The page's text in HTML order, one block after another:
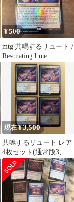
¥500
mtg 共鳴するリュート /
Resonating Lute
現在 ¥3,500
共鳴するリュート レア
4枚セット(通常版3、
foil1)